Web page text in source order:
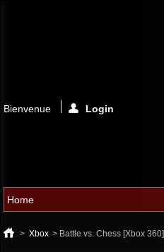
Bienvenue Login
> Xbox > Battle vs. Chess [Xbox 360]